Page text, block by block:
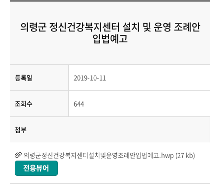
의령군 정신건강복지센터 설치 및 운영 조례안
입법예고
등록일 2019-10-11
조회수 644
첨부
의령군정신건강복지센터설치및운영조례안입법예고.hwp (27 kb)